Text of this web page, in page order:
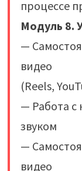
процессе
Модуль 8.
—
видео
(Reels,
— Работа с
звуком
—
видео